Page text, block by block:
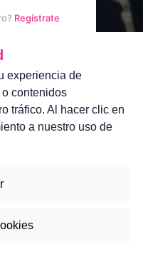
Regístrate
experiencia de
contenidos
tráfico. Al hacer clic en
a nuestro uso de